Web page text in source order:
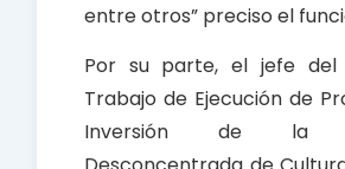
entre otros” preciso el
Por su parte, el jefe del
Trabajo de Ejecución de
Inversión de la